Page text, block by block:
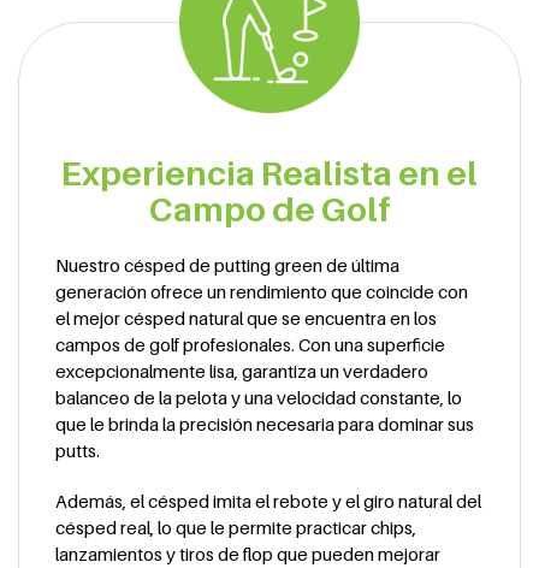
Experiencia Realista en el
Campo de Golf
Nuestro césped de putting green de última
generación ofrece un rendimiento que coincide con
el mejor césped natural que se encuentra en los
campos de golf profesionales. Con una superficie
excepcionalmente lisa, garantiza un verdadero
balanceo de la pelota y una velocidad constante, lo
que le brinda la precisión necesaria para dominar sus
putts.
Además, el césped imita el rebote y el giro natural del
césped real, lo que le permite practicar chips,
lanzamientos y tiros de flop que pueden mejorar